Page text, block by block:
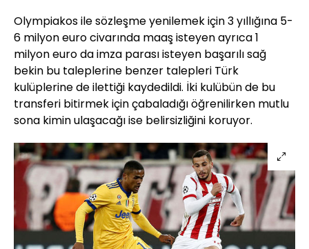
Olympiakos ile sözleşme yenilemek için 3 yıllığına 5-
6 milyon euro civarında maaş isteyen ayrıca 1
milyon euro da imza parası isteyen başarılı sağ
bekin bu taleplerine benzer talepleri Türk
kulüplerine de ilettiği kaydedildi. İki kulübün de bu
transferi bitirmek için çabaladığı öğrenilirken mutlu
sona kimin ulaşacağı ise belirsizliğini koruyor.